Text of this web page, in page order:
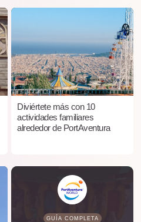
Diviértete más con 10
actividades familiares
alrededor de PortAventura
GUÍA COMPLETA